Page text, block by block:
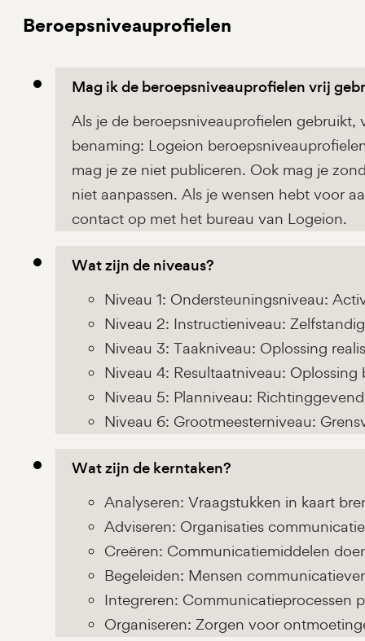
Beroepsniveauprofielen
Mag ik de beroepsniveauprofielen vrij
Als je de beroepsniveauprofielen gebruikt,
benaming: Logeion
mag je ze niet publiceren. Ook mag je
niet aanpassen. Als je wensen hebt voor
contact op met het bureau van Logeion.
Wat zijn de niveaus?
Niveau 1: Ondersteuningsniveau:
Niveau 2: Instructieniveau:
Niveau 3: Taakniveau: Oplossing
Niveau 4: Resultaatniveau: Oplossing
Niveau 5: Planniveau: Richtinggevend
Niveau 6: Grootmeesterniveau:
Wat zijn de kerntaken?
Analyseren: Vraagstukken in kaart
Adviseren: Organisaties
Creëren: Communicatiemiddelen
Begeleiden: Mensen
Integreren: Communicatieprocessen
Organiseren: Zorgen voor